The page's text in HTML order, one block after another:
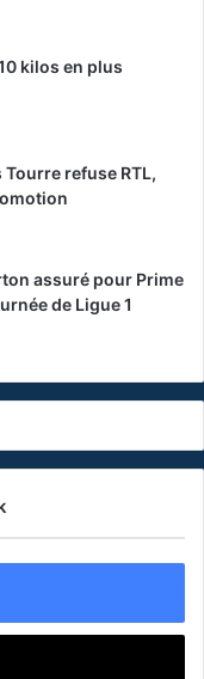
kilos en plus
refuse RTL,
assuré pour Prime
de Ligue 1